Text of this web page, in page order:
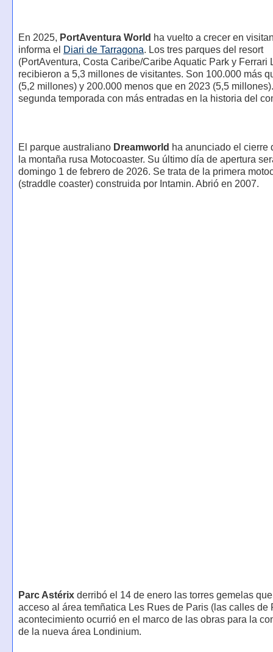
En 2025, PortAventura World ha vuelto a crecer en
informa el Diari de Tarragona. Los tres parques del resort
(PortAventura, Costa Caribe/Caribe Aquatic Park y Ferrari
recibieron a 5,3 millones de visitantes. Son 100.000 más
(5,2 millones) y 200.000 menos que en 2023 (5,5
segunda temporada con más entradas en la historia del
El parque australiano Dreamworld ha anunciado el cierre
la montaña rusa Motocoaster. Su último día de apertura
domingo 1 de febrero de 2026. Se trata de la primera
(straddle coaster) construida por Intamin. Abrió en 2007.
Parc Astérixderribó el 14 de enero las torres gemelas
acceso al área temñatica Les Rues de Paris (las calles de
acontecimiento ocurrió en el marco de las obras para la
de la nueva área Londinium.